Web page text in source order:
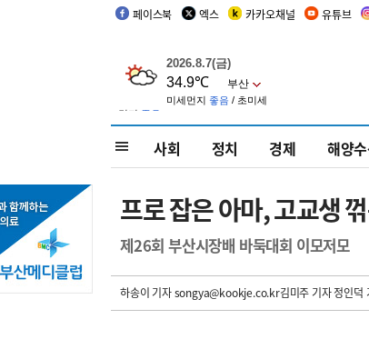
페이스북 엑스 카카오채널 유튜브
사회 정치 경제 해양
프로 잡은 아마, 고교생
제26회 부산시장배 바둑대회 이모저모
하송이 기자songya@kookje.co.kr김미주 기자 정인덕